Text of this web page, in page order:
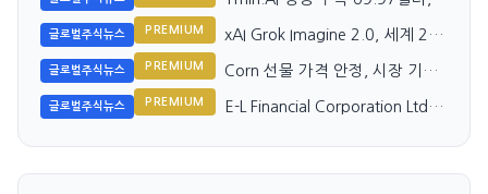
글로벌주식뉴스 PREMIUM
xAI Grok Imagine 2.0, 세계 2위
글로벌주식뉴스 PREMIUM
Corn 선물 가격 안정, 시장 기대
글로벌주식뉴스 PREMIUM
E-L Financial Corporation Ltd.